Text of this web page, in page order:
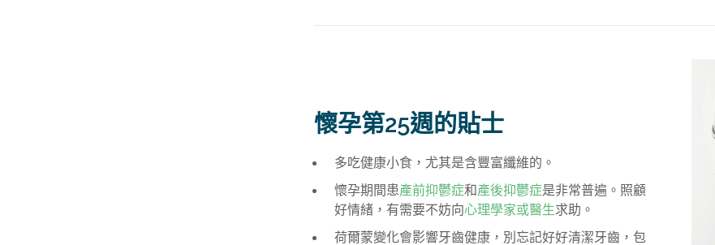
懷孕第25週的貼士
多吃健康小食，尤其是含豐富纖維的。
懷孕期間患產前抑鬱症和產後抑鬱症是非常普遍。照顧
好情緒，有需要不妨向心理學家或醫生求助。
荷爾蒙變化會影響牙齒健康，別忘記好好清潔牙齒，包